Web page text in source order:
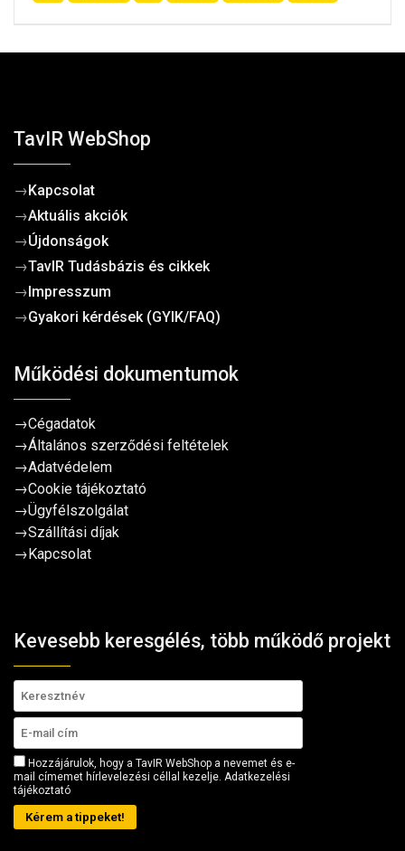
TavIR WebShop
→Kapcsolat
→Aktuális akciók
→Újdonságok
→TavIR Tudásbázis és cikkek
→ Impresszum
→Gyakori kérdések (GYIK/FAQ)
Működési dokumentumok
→Cégadatok
→Általános szerződési feltételek
→Adatvédelem
→Cookie tájékoztató
→Ügyfélszolgálat
→Szállítási díjak
→ Kapcsolat
Kevesebb keresgélés, több működő projekt
Hozzájárulok, hogy a TavIR WebShop a nevemet és e-
mail címemet hírlevelezési céllal kezelje. Adatkezelési
tájékoztató
Kérem a tippeket!